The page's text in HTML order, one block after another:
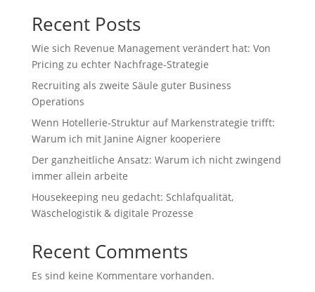
Recent Posts
Wie sich Revenue Management verändert hat: Von
Pricing zu echter Nachfrage‑Strategie
Recruiting als zweite Säule guter Business
Operations
Wenn Hotellerie‑Struktur auf Markenstrategie trifft:
Warum ich mit Janine Aigner kooperiere
Der ganzheitliche Ansatz: Warum ich nicht zwingend
immer allein arbeite
Housekeeping neu gedacht: Schlafqualität,
Wäschelogistik & digitale Prozesse
Recent Comments
Es sind keine Kommentare vorhanden.